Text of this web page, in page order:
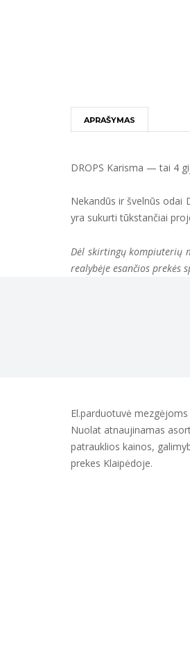
APRAŠYMAS
DROPS Karisma — tai 4
Nekandūs ir švelnūs odai
yra sukurti tūkstančiai
Dėl skirtingų kompiuterių
realybėje esančios prekės
El.parduotuvė
Nuolat atnaujinamas
patrauklios kainos,
prekes Klaipėdoje.